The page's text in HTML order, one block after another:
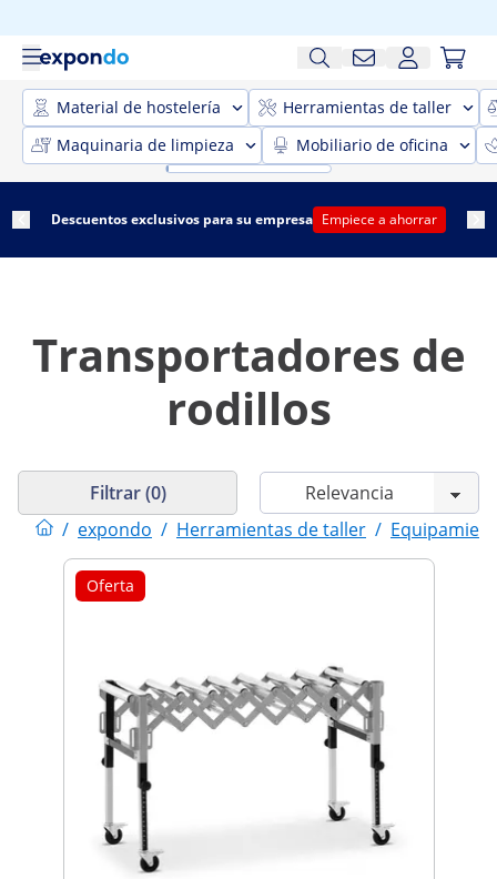
Material de hostelería
Herramientas de taller
Maquinaria de limpieza
Mobiliario de oficina
Descuentos exclusivos para su empresa Empiece a ahorrar
Transportadores de
rodillos
/ expondo / Herramientas de taller /
Filtrar (0)
Oferta